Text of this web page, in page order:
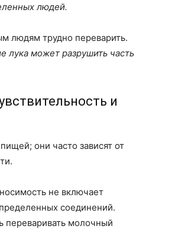
людей.
людям трудно переварить.
лука может разрушить часть
и
они часто зависят от
не включает
соединений.
переваривать молочный